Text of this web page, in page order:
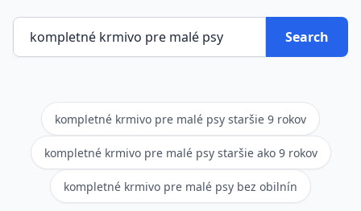
Search
kompletné krmivo pre malé psy staršie 9 rokov
kompletné krmivo pre malé psy staršie ako 9 rokov
kompletné krmivo pre malé psy bez obilnín